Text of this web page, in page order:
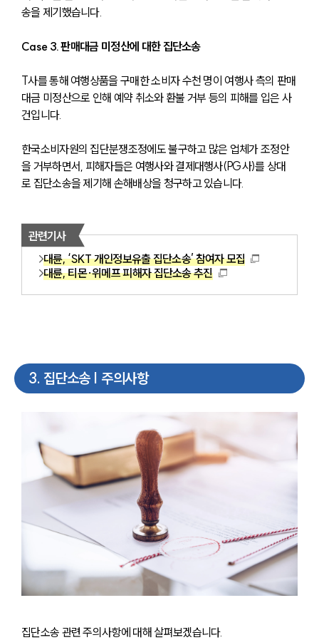
송을 제기했습니다.
Case 3. 판매대금 미정산에 대한 집단소송
T사를 통해 여행상품을 구매한 소비자 수천 명이 여행사 측의 판매
대금 미정산으로 인해 예약 취소와 환불 거부 등의 피해를 입은 사
건입니다.
한국소비자원의 집단분쟁조정에도 불구하고 많은 업체가 조정안
을 거부하면서, 피해자들은 여행사와 결제대행사(PG사)를 상대
로 집단소송을 제기해 손해배상을 청구하고 있습니다.
관련기사
대륜, ‘SKT 개인정보유출 집단소송’ 참여자 모집
대륜, 티몬·위메프 피해자 집단소송 추진
3. 집단소송 | 주의사항
집단소송 관련 주의사항에 대해 살펴보겠습니다.